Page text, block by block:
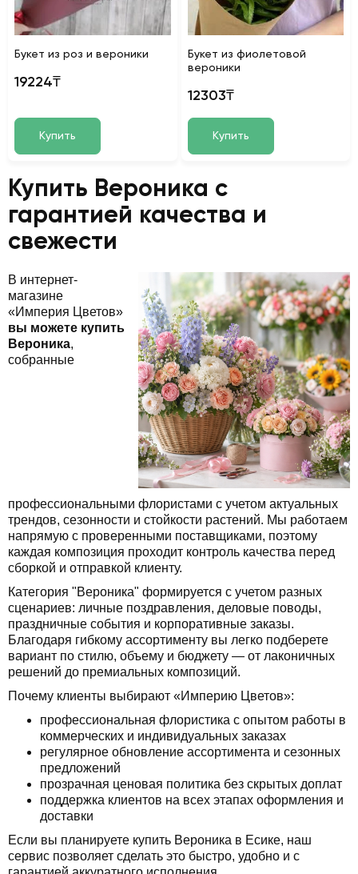
Букет из роз и вероники
19224₸
Купить
Букет из фиолетовой
вероники
12303₸
Купить
Купить Вероника с
гарантией качества и
свежести
В интернет-
магазине
«Империя Цветов»
вы можете купить
Вероника,
собранные
профессиональными флористами с учетом актуальных
трендов, сезонности и стойкости растений. Мы работаем
напрямую с проверенными поставщиками, поэтому
каждая композиция проходит контроль качества перед
сборкой и отправкой клиенту.
Категория "Вероника" формируется с учетом разных
сценариев: личные поздравления, деловые поводы,
праздничные события и корпоративные заказы.
Благодаря гибкому ассортименту вы легко подберете
вариант по стилю, объему и бюджету — от лаконичных
решений до премиальных композиций.
Почему клиенты выбирают «Империю Цветов»:
профессиональная флористика с опытом работы в
коммерческих и индивидуальных заказах
регулярное обновление ассортимента и сезонных
предложений
прозрачная ценовая политика без скрытых доплат
поддержка клиентов на всех этапах оформления и
доставки
Если вы планируете купить Вероника в Есике, наш
сервис позволяет сделать это быстро, удобно и с